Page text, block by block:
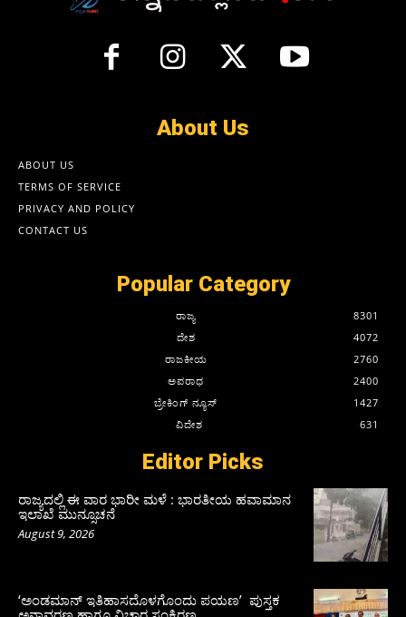
About Us
ABOUT US
TERMS OF SERVICE
PRIVACY AND POLICY
CONTACT US
Popular Category
ರಾಜ್ಯ
8301
ದೇಶ
4072
ರಾಜಕೀಯ
2760
ಅಪರಾಧ
2400
ಬ್ರೇಕಿಂಗ್ ನ್ಯೂಸ್
1427
ವಿದೇಶ
631
Editor Picks
ರಾಜ್ಯದಲ್ಲಿ ಈ ವಾರ ಭಾರೀ ಮಳೆ : ಭಾರತೀಯ ಹವಾಮಾನ
ಇಲಾಖೆ ಮುನ್ಸೂಚನೆ
August 9, 2026
‘ಅಂಡಮಾನ್ ಇತಿಹಾಸದೊಳಗೊಂದು ಪಯಣ’ ಪುಸ್ತಕ